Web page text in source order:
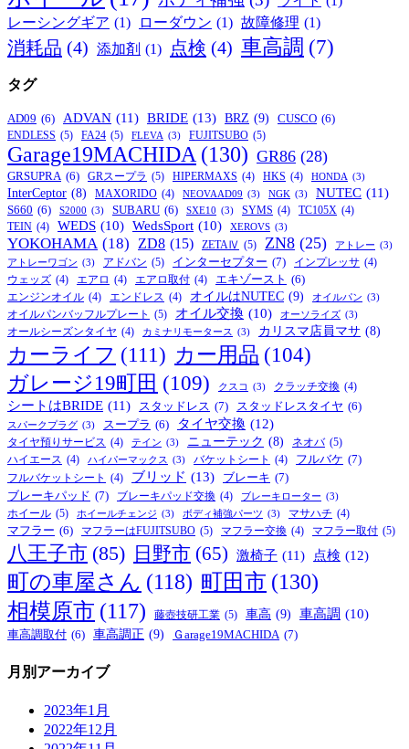
レーシングギア (1) ローダウン (1) 故障修理 (1)
消耗品 (4) 添加剤 (1) 点検 (4) 車高調 (7)
タグ
AD09 (6) ADVAN (11) BRIDE (13) BRZ (9) CUSCO (6)
ENDLESS (5) FA24 (5) FLEVA (3) FUJITSUBO (5)
Garage19MACHIDA (130) GR86 (28)
GRSUPRA (6) GRスープラ (5) HIPERMAXS (4) HKS (4) HONDA (3)
InterCeptor (8) MAXORIDO (4) NEOVAAD09 (3) NGK (3) NUTEC (11)
S660 (6) S2000 (3) SUBARU (6) SXE10 (3) SYMS (4) TC105X (4)
TEIN (4) WEDS (10) WedsSport (10) XEROVS (3)
YOKOHAMA (18) ZD8 (15) ZETAⅣ (5) ZN8 (25) アトレー (3)
アトレーワゴン (3) アドバン (5) インターセプター (7) インプレッサ (4)
ウェッズ (4) エアロ (4) エアロ取付 (4) エキゾースト (6)
エンジンオイル (4) エンドレス (4) オイルはNUTEC (9) オイルパン (3)
オイルパンバッフルプレート (5) オイル交換 (10) オーソライズ (3)
オールシーズンタイヤ (4) カミナリモータース (3) カリスマ店員マサ (8)
カーライフ (111) カー用品 (104)
ガレージ19町田 (109) クスコ (3) クラッチ交換 (4)
シートはBRIDE (11) スタッドレス (7) スタッドレスタイヤ (6)
スパークプラグ (3) スープラ (6) タイヤ交換 (12)
タイヤ預りサービス (4) テイン (3) ニューテック (8) ネオバ (5)
ハイエース (4) ハイパーマックス (3) バケットシート (4) フルバケ (7)
フルバケットシート (4) ブリッド (13) ブレーキ (7)
ブレーキパッド (7) ブレーキパッド交換 (4) ブレーキローター (3)
ホイール (5) ホイールチェンジ (3) ボディ補強パーツ (3) マサハチ (4)
マフラー (6) マフラーはFUJITSUBO (5) マフラー交換 (4) マフラー取付 (5)
八王子市 (85) 日野市 (65) 激椅子 (11) 点検 (12)
町の車屋さん (118) 町田市 (130)
相模原市 (117) 藤壺技研工業 (5) 車高 (9) 車高調 (10)
車高調取付 (6) 車高調正 (9) Ｇarage19MACHIDA (7)
月別アーカイブ
2023年1月
2022年12月